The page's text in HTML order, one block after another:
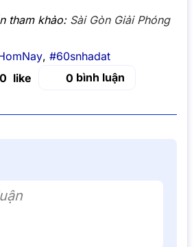
tham khảo: Sài Gòn Giải Phóng
, #60snhadat
0
0 bình luận